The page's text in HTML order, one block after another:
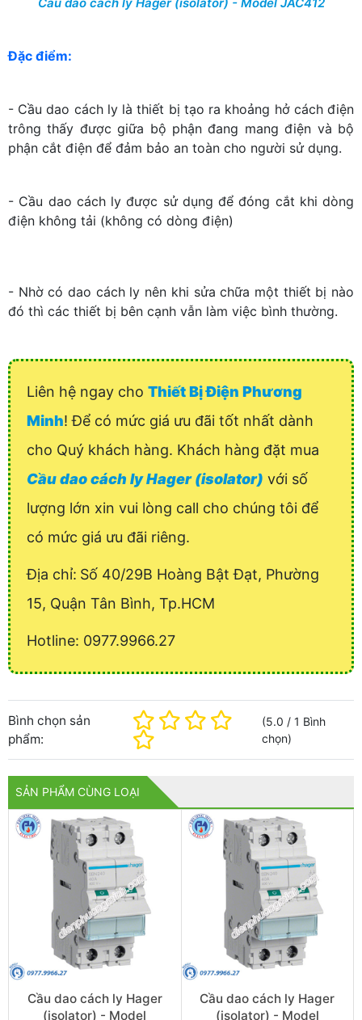
Đặc điểm:
- Cầu dao cách ly là thiết bị tạo ra khoảng hở cách điện
trông thấy được giữa bộ phận đang mang điện và bộ
phận cắt điện để đảm bảo an toàn cho người sử dụng.
- Cầu dao cách ly được sử dụng để đóng cắt khi dòng
điện không tải (không có dòng điện)
- Nhờ có dao cách ly nên khi sửa chữa một thiết bị nào
đó thì các thiết bị bên cạnh vẫn làm việc bình thường.
Liên hệ ngay cho Thiết Bị Điện Phương
Minh! Để có mức giá ưu đãi tốt nhất dành
cho Quý khách hàng. Khách hàng đặt mua
Cầu dao cách ly Hager (isolator) với số
lượng lớn xin vui lòng call cho chúng tôi để
có mức giá ưu đãi riêng.
Địa chỉ: Số 40/29B Hoàng Bật Đạt, Phường
15, Quận Tân Bình, Tp.HCM
Hotline: 0977.9966.27
Bình chọn sản
phẩm:
(5.0 /1 Bình
chọn)
SẢN PHẨM CÙNG LOẠI
Cầu dao cách ly Hager
(isolator) - Model
Cầu dao cách ly Hager
(isolator) - Model